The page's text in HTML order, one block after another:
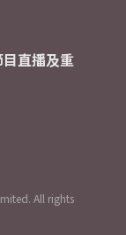
直播及重
All rights